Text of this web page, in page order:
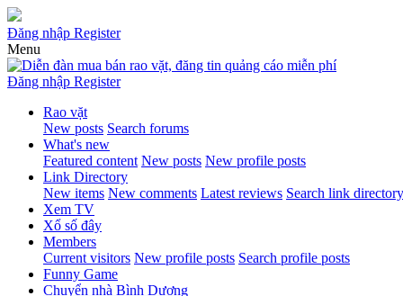
Đăng nhập Register
Menu
Đăng nhập Register
Rao vặt
New posts Search forums
What's new
Featured content New posts New profile posts
Link Directory
New items New comments Latest reviews Search link directory
Xem TV
Xổ số đây
Members
Current visitors New profile posts Search profile posts
Funny Game
Chuyển nhà Bình Dương